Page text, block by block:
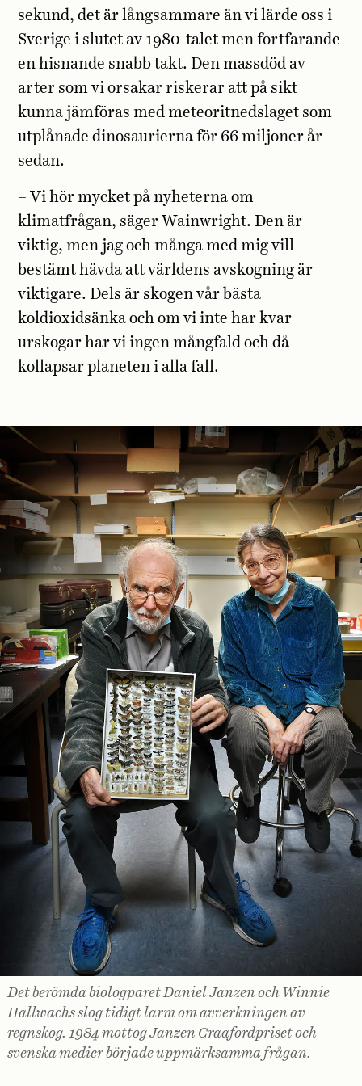
sekund, det är långsammare än vi lärde oss i
Sverige i slutet av 1980-talet men fortfarande
en hisnande snabb takt. Den massdöd av
arter som vi orsakar riskerar att på sikt
kunna jämföras med meteoritnedslaget som
utplånade dinosaurierna för 66 miljoner år
sedan.
– Vi hör mycket på nyheterna om
klimatfrågan, säger Wainwright. Den är
viktig, men jag och många med mig vill
bestämt hävda att världens avskogning är
viktigare. Dels är skogen vår bästa
koldioxidsänka och om vi inte har kvar
urskogar har vi ingen mångfald och då
kollapsar planeten i alla fall.
Det berömda biologparet Daniel Janzen och ­Winnie
Hallwachs slog tidigt larm om avverkningen av
regnskog. 1984 mottog Janzen Craafordpriset och
svenska medier började uppmärksamma frågan.